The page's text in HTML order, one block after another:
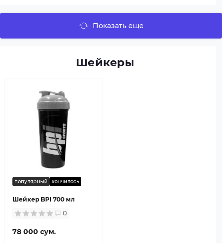
Показать еще
Шейкеры
популярный кончилось
Шейкер BPI 700 мл
0
78 000 сум.